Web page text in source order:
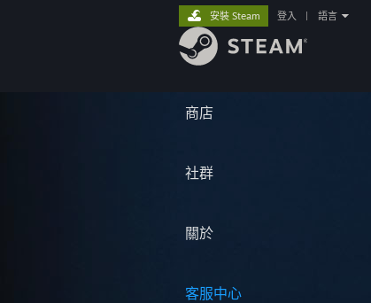
商店
社群
關於
客服中心
安裝 Steam 登入 語言